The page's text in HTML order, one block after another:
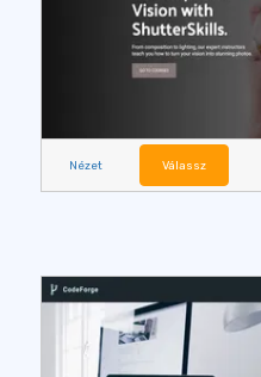
Nézet Válassz